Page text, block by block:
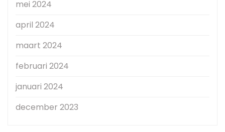
mei 2024
april 2024
maart 2024
februari 2024
januari 2024
december 2023